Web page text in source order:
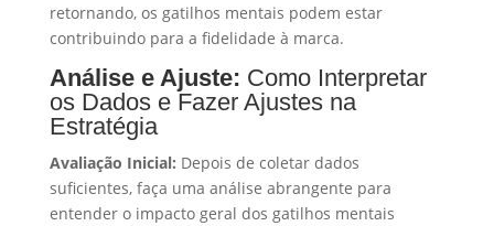
retornando, os gatilhos mentais podem estar
contribuindo para a fidelidade à marca.
Análise e Ajuste: Como Interpretar
os Dados e Fazer Ajustes na
Estratégia
Avaliação Inicial: Depois de coletar dados
suficientes, faça uma análise abrangente para
entender o impacto geral dos gatilhos mentais